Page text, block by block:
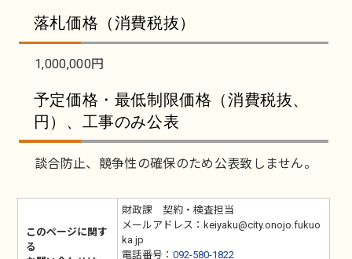
落札価格（消費税抜）
1,000,000円
予定価格・最低制限価格（消費税抜、
円）、工事のみ公表
談合防止、競争性の確保のため公表致しません。
このページに関す
る
財政課 契約・検査担当
メールアドレス：keiyaku@city.onojo.fukuo
ka.jp
電話番号： 092-580-1822